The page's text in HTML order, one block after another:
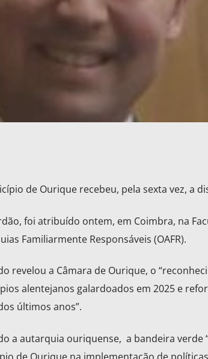
de Ourique recebeu, pela sexta vez, a
foi atribuído ontem, em Coimbra, na
Familiarmente Responsáveis (OAFR).
revelou a Câmara de Ourique, o
alentejanos galardoados em 2025 e
últimos anos”.
a autarquia ouriquense, a bandeira verde
de Ourique na implementação de